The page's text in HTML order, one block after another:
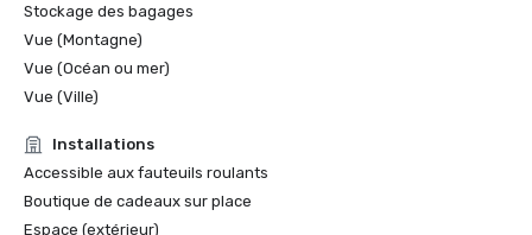
Stockage des bagages
Vue (Montagne)
Vue (Océan ou mer)
Vue (Ville)
Installations
Accessible aux fauteuils roulants
Boutique de cadeaux sur place
Espace (extérieur)